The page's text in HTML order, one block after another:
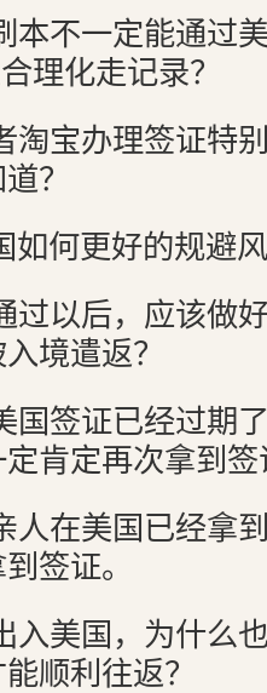
本不一定能通过
理化走记录？
淘宝办理签证特
？
如何更好的规避
过以后，应该做
境遣返？
国签证已经过期
肯定再次拿到
人在美国已经拿
签证。
入美国，为什么
顺利往返？